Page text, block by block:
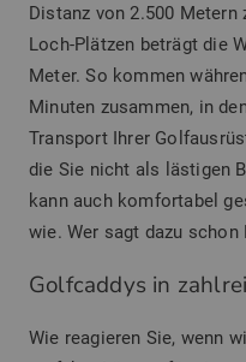
Distanz von 2.500
Loch-Plätzen beträgt die
Meter. So kommen
Minuten zusammen, in
Transport Ihrer
die Sie nicht als lästigen
kann auch komfortabel
wie. Wer sagt dazu schon
Golfcaddys in
Wie reagieren Sie, wenn